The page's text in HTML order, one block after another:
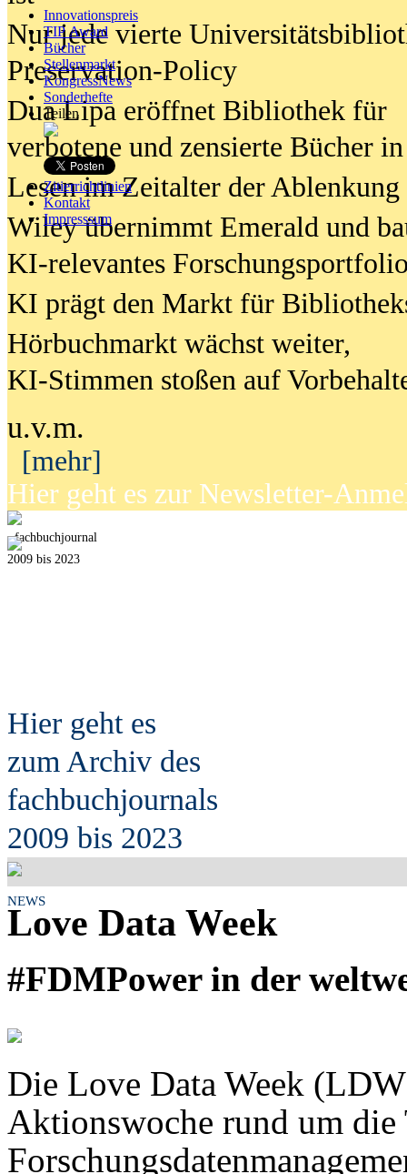
Innovationspreis
TIP Award
Bücher
Stellenmarkt
KongressNews
Sonderhefte
Teilen
Zitierrichtlinien
Kontakt
Impresssum
Nur jede vierte
Preservation-Policy
Dua Lipa eröffnet Bibliothek für
verbotene und zensierte Bücher
Lesen im Zeitalter der Ablenkung
Wiley übernimmt Emerald und
KI-relevantes
KI prägt den Markt für
Hörbuchmarkt wächst weiter,
KI-Stimmen stoßen auf
u.v.m.
[mehr]
Hier geht es zur Newsletter-
fachbuchjournal
2009 bis 2023
Hier geht es
zum Archiv des
fachbuchjournals
2009 bis 2023
NEWS
Love Data Week
#FDMPower in der
Die Love Data Week
Aktionswoche rund um die